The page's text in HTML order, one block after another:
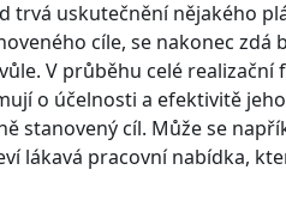
trvá uskutečnění nějakého
cíle, se nakonec zdá
V průběhu celé
o účelnosti a efektivitě
stanovený cíl. Může se
lákavá pracovní nabídka,